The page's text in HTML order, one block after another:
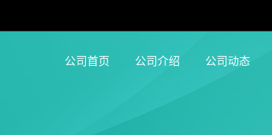
公司首页 公司介绍 公司动态